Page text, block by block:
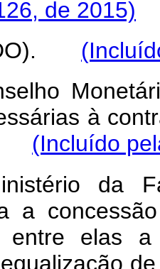
de 2015)
à
(Incluído
da
a
elas a